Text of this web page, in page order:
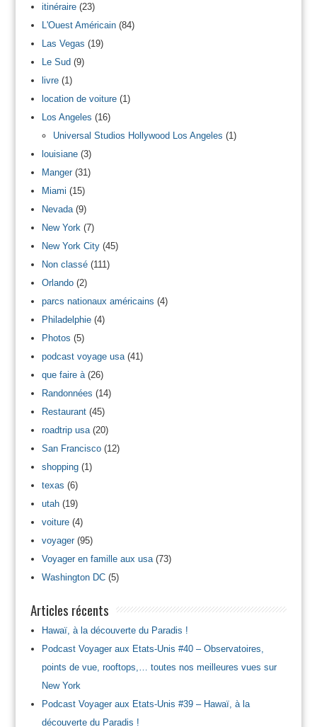
itinéraire(23)
L'Ouest Américain(84)
Las Vegas (19)
Le Sud(9)
livre(1)
location de voiture(1)
Los Angeles (16)
Universal Studios Hollywood Los Angeles (1)
louisiane(3)
Manger(31)
Miami (15)
Nevada(9)
New York (7)
New York City(45)
Non classé(111)
Orlando(2)
parcs nationaux américains (4)
Philadelphie(4)
Photos (5)
podcast voyage usa(41)
que faire à(26)
Randonnées (14)
Restaurant(45)
roadtrip usa(20)
San Francisco(12)
shopping(1)
texas (6)
utah(19)
voiture(4)
voyager(95)
Voyager en famille aux usa(73)
Washington DC(5)
Articles récents
Hawaï, à la découverte du Paradis !
Podcast Voyager aux Etats-Unis #40 – Observatoires,
points de vue, rooftops,… toutes nos meilleures vues sur
New York
Podcast Voyager aux Etats-Unis #39 – Hawaï, à la
découverte du Paradis !